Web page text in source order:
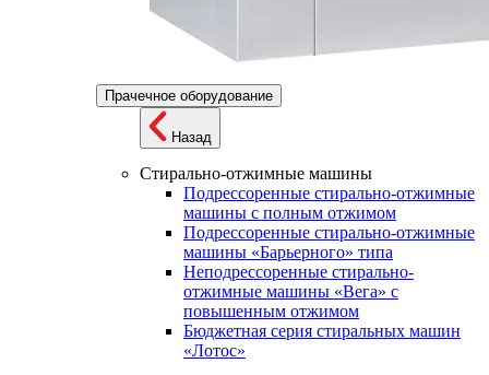
Прачечное оборудование
Назад
Стирально-отжимные машины
Подрессоренные стирально-отжимные
машины с полным отжимом
Подрессоренные стирально-отжимные
машины «Барьерного» типа
Неподрессоренные стирально-
отжимные машины «Вега» с
повышенным отжимом
Бюджетная серия стиральных машин
«Лотос»